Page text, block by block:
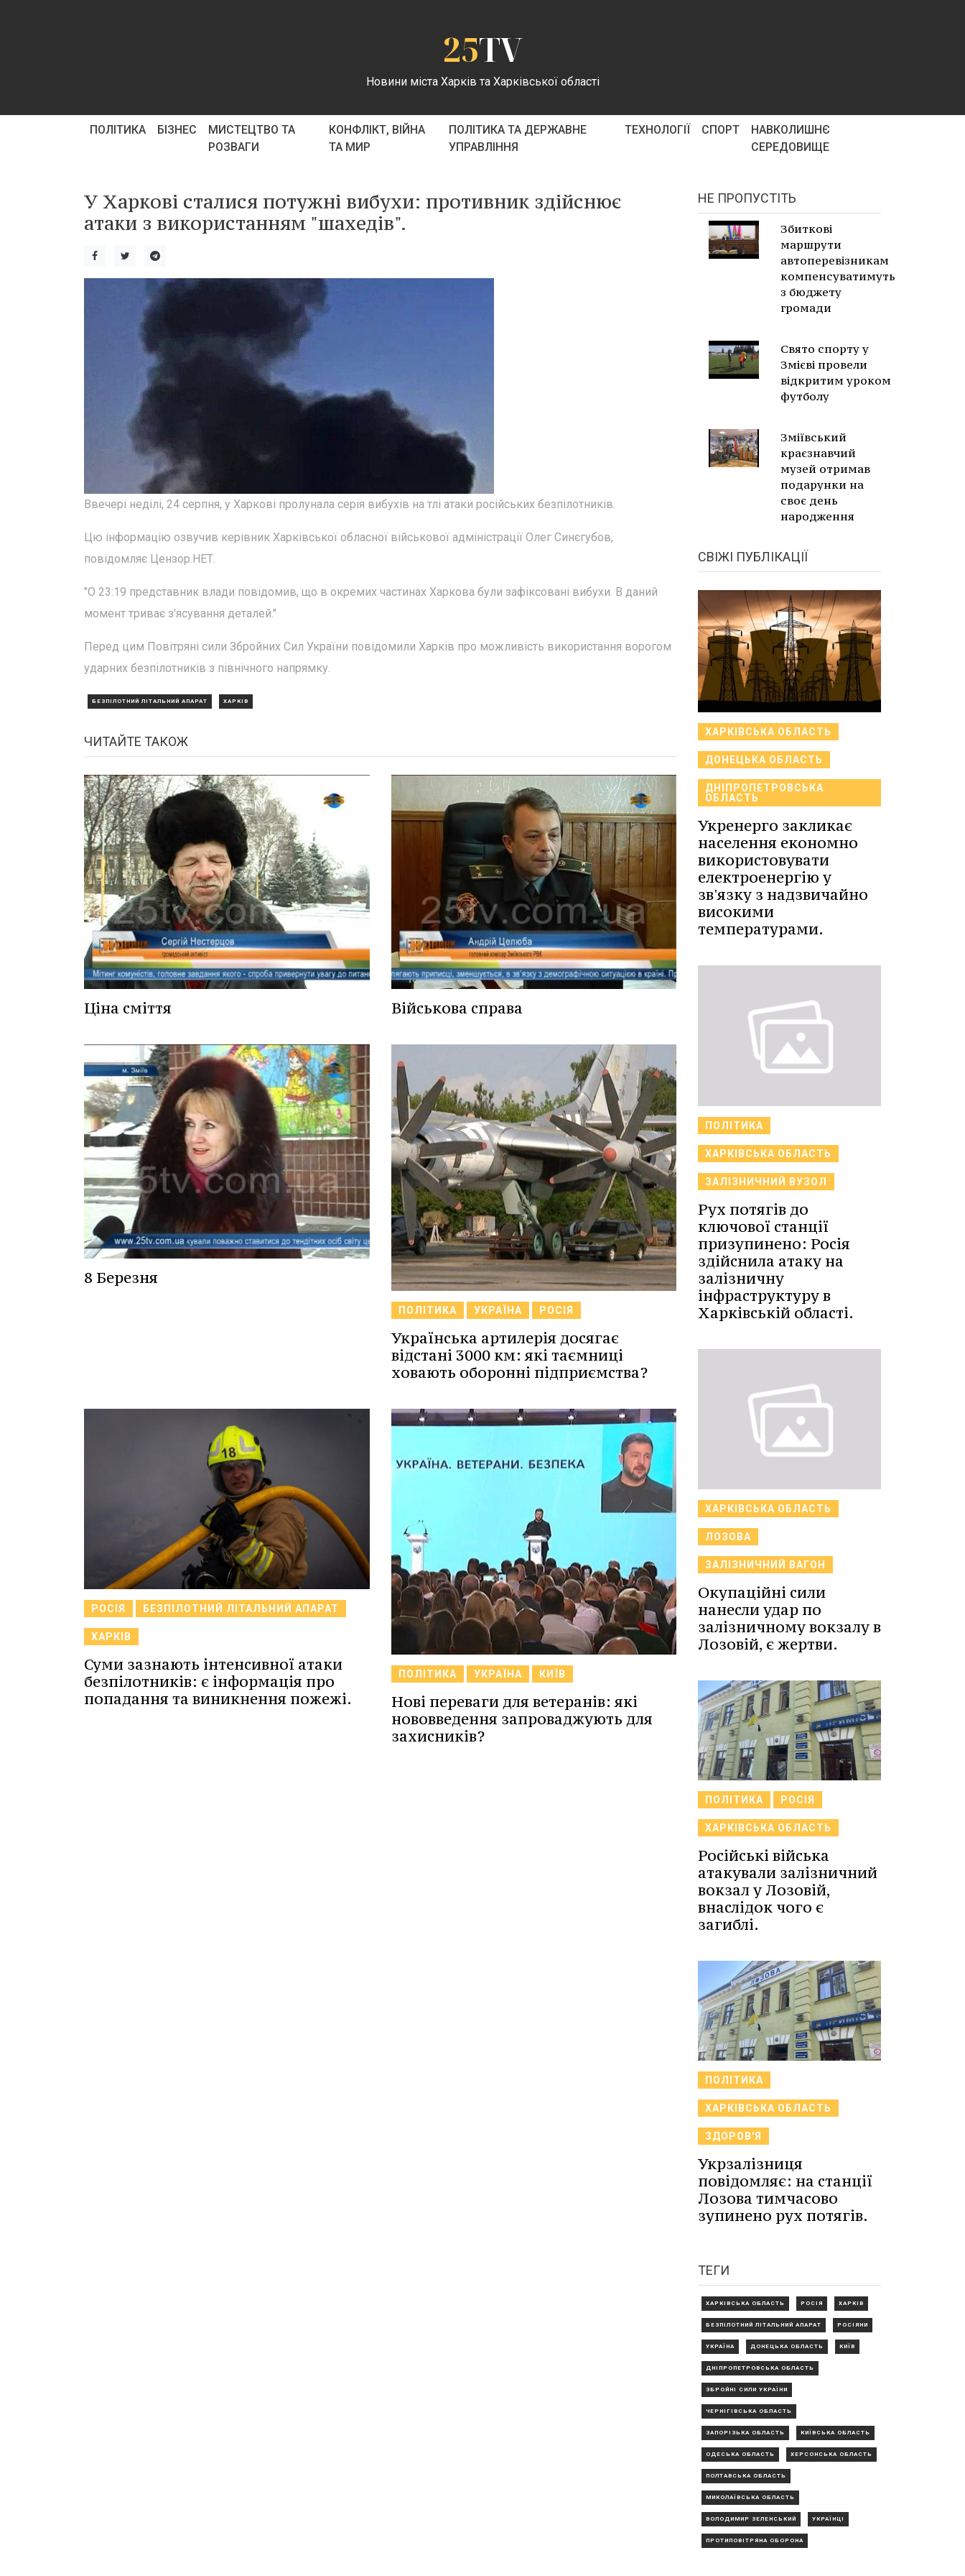
25TV
Новини міста Харків та Харківської області
ПОЛІТИКА БІЗНЕС
МИСТЕЦТВО ТА
РОЗВАГИ
КОНФЛІКТ, ВІЙНА
ТА МИР
ПОЛІТИКА ТА ДЕРЖАВНЕ
УПРАВЛІННЯ
ТЕХНОЛОГІЇ СПОРТ
НАВКОЛИШНЄ
СЕРЕДОВИЩЕ
У Харкові сталися потужні вибухи: противник здійснює
атаки з використанням "шахедів".
Ввечері неділі, 24 серпня, у Харкові пролунала серія вибухів на тлі атаки російських безпілотників.
Цю інформацію озвучив керівник Харківської обласної військової адміністрації Олег Синєгубов,
повідомляє Цензор.НЕТ.
"О 23:19 представник влади повідомив, що в окремих частинах Харкова були зафіксовані вибухи. В даний
момент триває з'ясування деталей."
Перед цим Повітряні сили Збройних Сил України повідомили Харків про можливість використання ворогом
ударних безпілотників з північного напрямку.
БЕЗПІЛОТНИЙ ЛІТАЛЬНИЙ АПАРАТ ХАРКІВ
ЧИТАЙТЕ ТАКОЖ
Ціна сміття Військова справа
8 Березня
ПОЛІТИКА УКРАЇНА РОСІЯ
Українська артилерія досягає
відстані 3000 км: які таємниці
ховають оборонні підприємства?
РОСІЯ БЕЗПІЛОТНИЙ ЛІТАЛЬНИЙ АПАРАТ
ХАРКІВ
Суми зазнають інтенсивної атаки
безпілотників: є інформація про
попадання та виникнення пожежі.
ПОЛІТИКА УКРАЇНА КИЇВ
Нові переваги для ветеранів: які
нововведення запроваджують для
захисників?
НЕ ПРОПУСТІТЬ
Збиткові
маршрути
автоперевізникам
компенсуватимуть
з бюджету
громади
Свято спорту у
Змієві провели
відкритим уроком
футболу
Зміївський
краєзнавчий
музей отримав
подарунки на
своє день
народження
СВІЖІ ПУБЛІКАЦІЇ
ХАРКІВСЬКА ОБЛАСТЬ
ДОНЕЦЬКА ОБЛАСТЬ
ДНІПРОПЕТРОВСЬКА
ОБЛАСТЬ
Укренерго закликає
населення економно
використовувати
електроенергію у
зв'язку з надзвичайно
високими
температурами.
ПОЛІТИКА
ХАРКІВСЬКА ОБЛАСТЬ
ЗАЛІЗНИЧНИЙ ВУЗОЛ
Рух потягів до
ключової станції
призупинено: Росія
здійснила атаку на
залізничну
інфраструктуру в
Харківській області.
ХАРКІВСЬКА ОБЛАСТЬ
ЛОЗОВА
ЗАЛІЗНИЧНИЙ ВАГОН
Окупаційні сили
нанесли удар по
залізничному вокзалу в
Лозовій, є жертви.
ПОЛІТИКА РОСІЯ
ХАРКІВСЬКА ОБЛАСТЬ
Російські війська
атакували залізничний
вокзал у Лозовій,
внаслідок чого є
загиблі.
ПОЛІТИКА
ХАРКІВСЬКА ОБЛАСТЬ
ЗДОРОВ'Я
Укрзалізниця
повідомляє: на станції
Лозова тимчасово
зупинено рух потягів.
ТЕГИ
ХАРКІВСЬКА ОБЛАСТЬ РОСІЯ ХАРКІВ
БЕЗПІЛОТНИЙ ЛІТАЛЬНИЙ АПАРАТ РОСІЯНИ
УКРАЇНА ДОНЕЦЬКА ОБЛАСТЬ КИЇВ
ДНІПРОПЕТРОВСЬКА ОБЛАСТЬ
ЗБРОЙНІ СИЛИ УКРАЇНИ
ЧЕРНІГІВСЬКА ОБЛАСТЬ
ЗАПОРІЗЬКА ОБЛАСТЬ КИЇВСЬКА ОБЛАСТЬ
ОДЕСЬКА ОБЛАСТЬ ХЕРСОНСЬКА ОБЛАСТЬ
ПОЛТАВСЬКА ОБЛАСТЬ
МИКОЛАЇВСЬКА ОБЛАСТЬ
ВОЛОДИМИР ЗЕЛЕНСЬКИЙ УКРАЇНЦІ
ПРОТИПОВІТРЯНА ОБОРОНА